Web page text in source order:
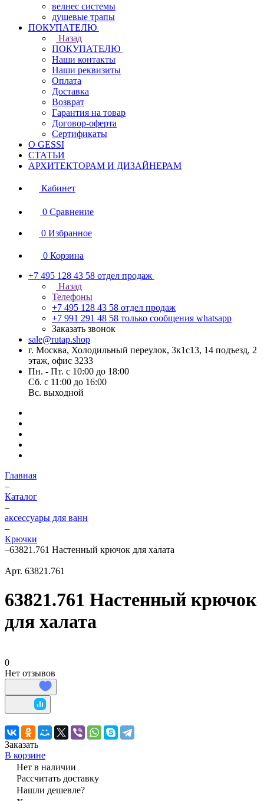
велнес системы
душевые трапы
ПОКУПАТЕЛЮ
Назад
ПОКУПАТЕЛЮ
Наши контакты
Наши реквизиты
Оплата
Доставка
Возврат
Гарантия на товар
Договор-оферта
Сертификаты
О GESSI
СТАТЬИ
АРХИТЕКТОРАМ И ДИЗАЙНЕРАМ
Кабинет
0 Сравнение
0 Избранное
0 Корзина
+7 495 128 43 58 отдел продаж
Назад
Телефоны
+7 495 128 43 58 отдел продаж
+7 991 291 48 58 только сообщения whatsapp
Заказать звонок
sale@rutap.shop
г. Москва, Холодильный переулок, 3к1с13, 14 подъезд, 2
этаж, офис 3233
Пн. - Пт. с 10:00 до 18:00
Сб. с 11:00 до 16:00
Вс. выходной
Главная
–
Каталог
–
аксессуары для ванн
–
Крючки
–63821.761 Настенный крючок для халата
Арт. 63821.761
63821.761 Настенный крючок
для халата
0
Нет отзывов
Заказать
В корзине
Нет в наличии
Рассчитать доставку
Нашли дешевле?